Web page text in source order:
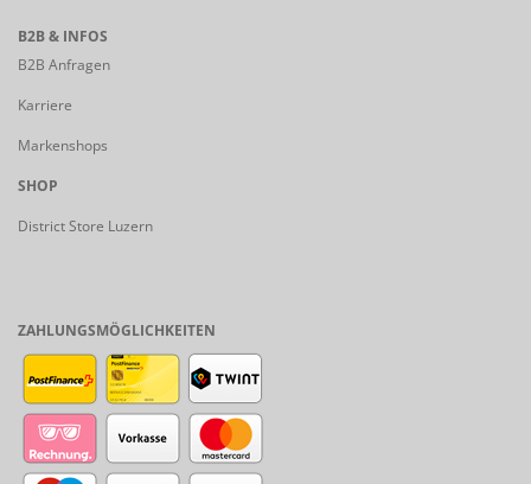
B2B & INFOS
B2B Anfragen
Karriere
Markenshops
SHOP
District Store Luzern
ZAHLUNGSMÖGLICHKEITEN